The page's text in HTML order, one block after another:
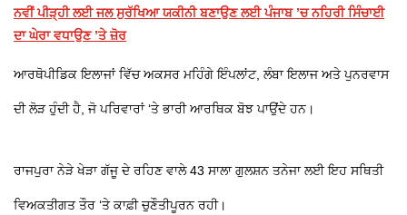
ਨਵੀਂ ਪੀੜ੍ਹੀ ਲਈ ਜਲ ਸੁਰੱਖਿਆ ਯਕੀਨੀ ਬਣਾਉਣ ਲਈ ਪੰਜਾਬ ’ਚ ਨਹਿਰੀ ਸਿੰਚਾਈ
ਦਾ ਘੇਰਾ ਵਧਾਉਣ ’ਤੇ ਜ਼ੋਰ
ਆਰਥੋਪੀਡਿਕ ਇਲਾਜਾਂ ਵਿੱਚ ਅਕਸਰ ਮਹਿੰਗੇ ਇੰਪਲਾਂਟ, ਲੰਬਾ ਇਲਾਜ ਅਤੇ ਪੁਨਰਵਾਸ
ਦੀ ਲੋੜ ਹੁੰਦੀ ਹੈ, ਜੋ ਪਰਿਵਾਰਾਂ ‘ਤੇ ਭਾਰੀ ਆਰਥਿਕ ਬੋਝ ਪਾਉਂਦੇ ਹਨ।
ਰਾਜਪੁਰਾ ਨੇੜੇ ਖੇੜਾ ਗੱਜੂ ਦੇ ਰਹਿਣ ਵਾਲੇ 43 ਸਾਲਾ ਗੁਲਸ਼ਨ ਤਨੇਜਾ ਲਈ ਇਹ ਸਥਿਤੀ
ਵਿਅਕਤੀਗਤ ਤੌਰ ‘ਤੇ ਕਾਫ਼ੀ ਚੁਣੌਤੀਪੂਰਨ ਰਹੀ।